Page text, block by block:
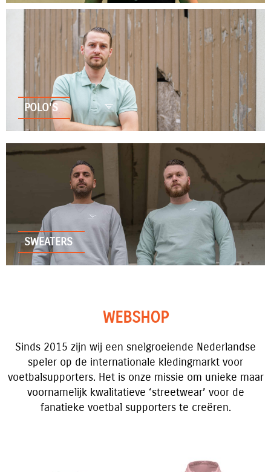
POLO'S
SWEATERS
WEBSHOP
Sinds 2015 zijn wij een snelgroeiende Nederlandse
speler op de internationale kledingmarkt voor
voetbalsupporters. Het is onze missie om unieke maar
voornamelijk kwalitatieve ‘streetwear’ voor de
fanatieke voetbal supporters te creëren.
Dit